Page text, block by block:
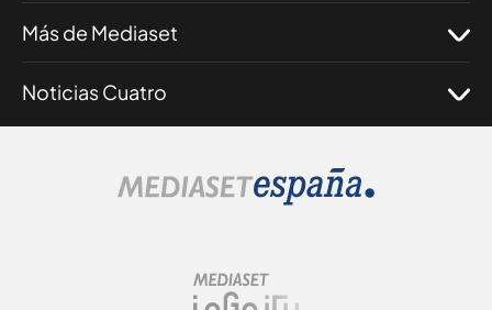
Más de Mediaset
Noticias Cuatro